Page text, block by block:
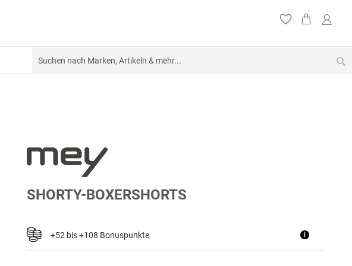
SHORTY-BOXERSHORTS
+52 bis +108 Bonuspunkte i